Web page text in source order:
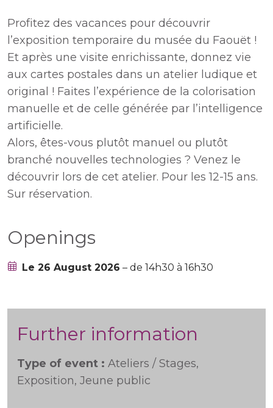
Profitez des vacances pour découvrir
l’exposition temporaire du musée du Faouët !
Et après une visite enrichissante, donnez vie
aux cartes postales dans un atelier ludique et
original ! Faites l’expérience de la colorisation
manuelle et de celle générée par l’intelligence
artificielle.
Alors, êtes-vous plutôt manuel ou plutôt
branché nouvelles technologies ? Venez le
découvrir lors de cet atelier. Pour les 12-15 ans.
Sur réservation.
Openings
Le 26 August 2026 – de 14h30 à 16h30
Further information
Type of event : Ateliers / Stages,
Exposition, Jeune public